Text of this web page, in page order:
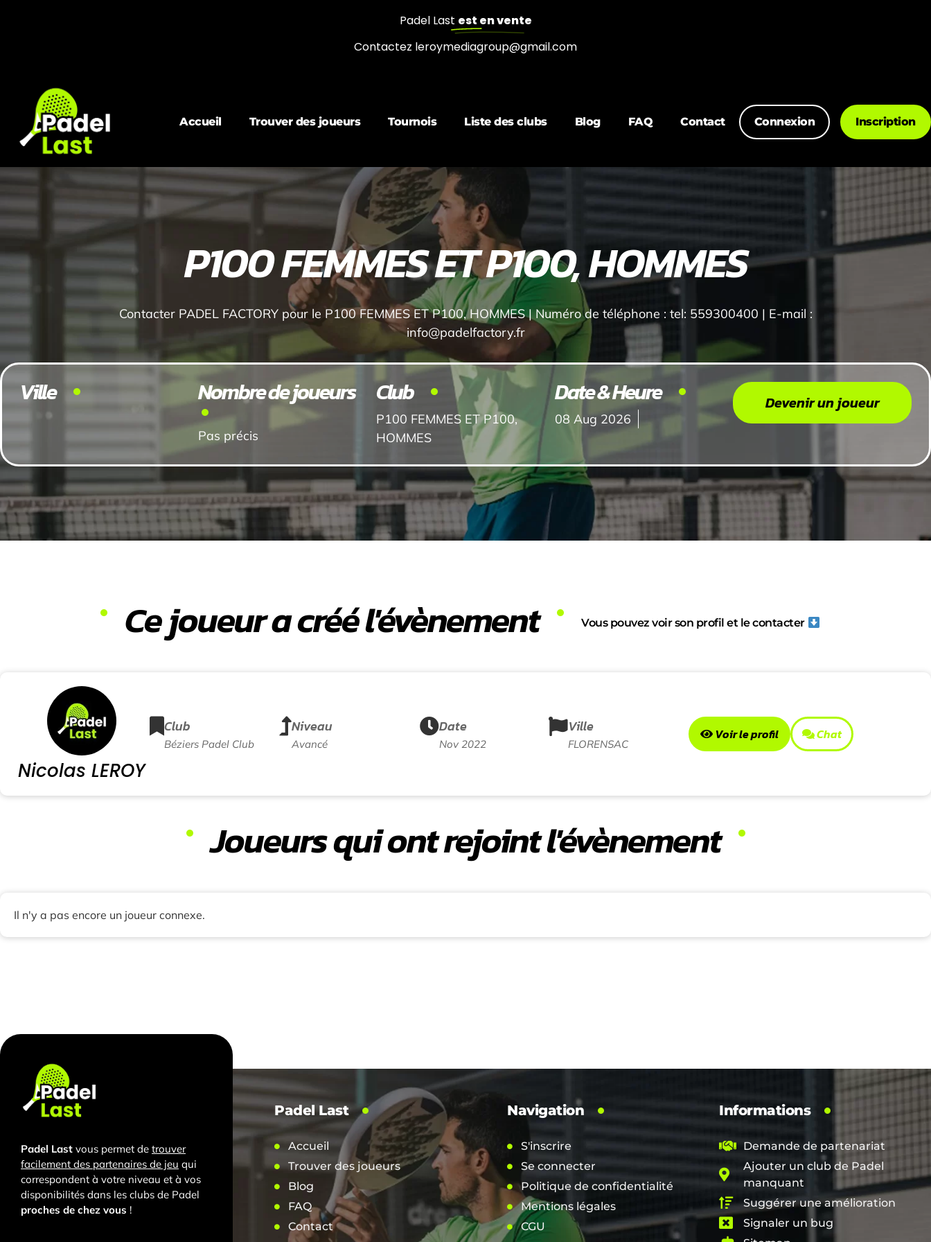
Padel Last est en vente
Contactez leroymediagroup@gmail.com
Accueil Trouver des joueurs Tournois Liste des clubs Blog FAQ Contact Connexion Inscription
P100 FEMMES ET P100, HOMMES
Contacter PADEL FACTORY pour le P100 FEMMES ET P100, HOMMES | Numéro de téléphone : tel: 559300400 | E-mail :
info@padelfactory.fr
Ville Nombre de joueurs
Pas précis
Club
P100 FEMMES ET P100,
HOMMES
Date & Heure
08 Aug 2026
Devenir un joueur
Ce joueur a créé l'évènement Vous pouvez voir son profil et le contacter
Nicolas LEROY
Club
Béziers Padel Club
Niveau
Avancé
Date
Nov 2022
Ville
FLORENSAC
Voir le profil Chat
Joueurs qui ont rejoint l'évènement
Il n'y a pas encore un joueur connexe.
Padel Last vous permet de trouver
facilement des partenaires de jeu qui
correspondent à votre niveau et à vos
disponibilités dans les clubs de Padel
proches de chez vous !
Padel Last
Accueil
Trouver des joueurs
Blog
FAQ
Contact
Navigation
S'inscrire
Se connecter
Politique de confidentialité
Mentions légales
CGU
Informations
Demande de partenariat
Ajouter un club de Padel
manquant
Suggérer une amélioration
Signaler un bug